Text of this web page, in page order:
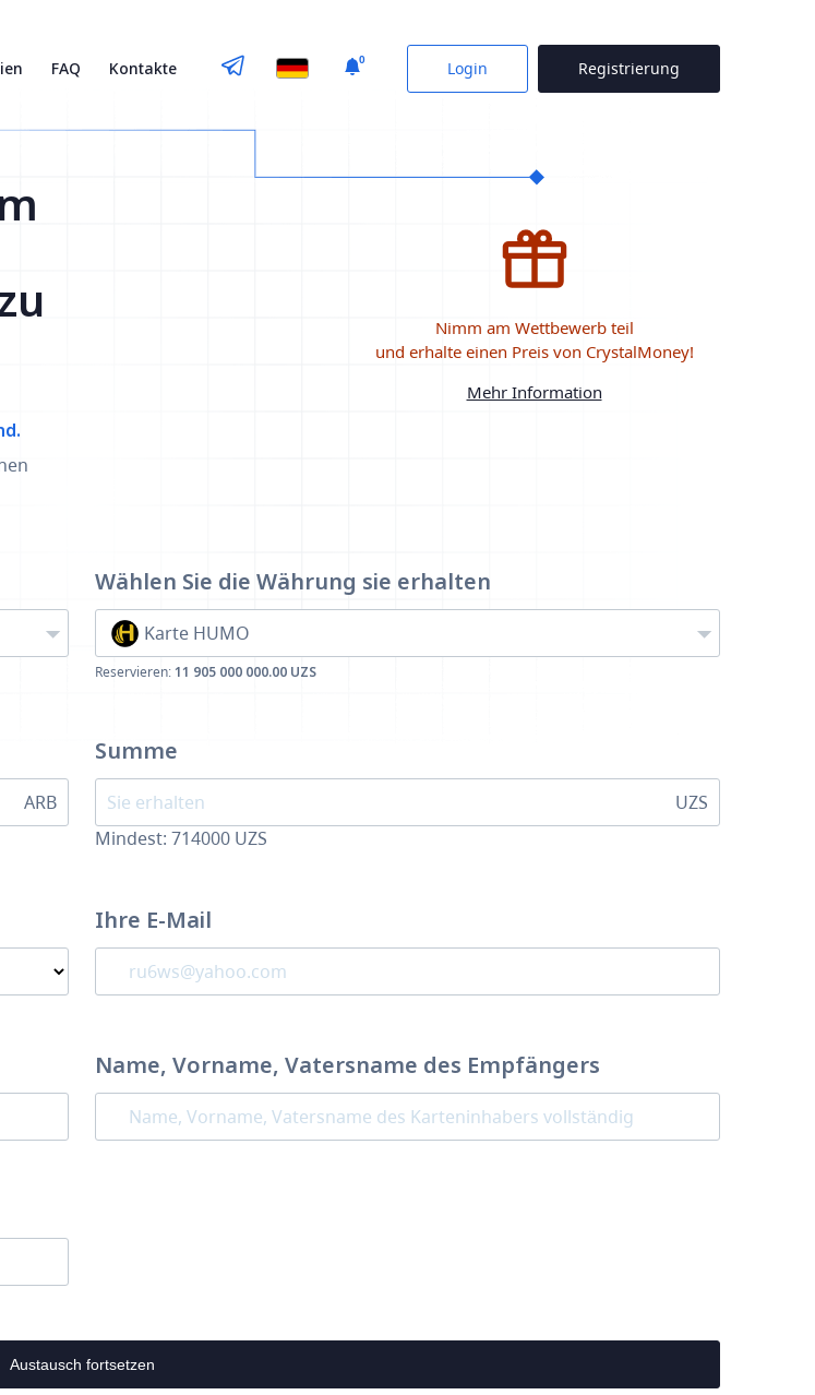
FAQ Kontakte 0 Login Registrierung
Nimm am Wettbewerb teil
und erhalte einen Preis von CrystalMoney!
Mehr Information
ARB
Wählen Sie die Währung sie erhalten
Karte HUMO
Reservieren: 11 905 000 000.00 UZS
Summe
UZS
Mindest: 714000 UZS
Ihre E-Mail
Name, Vorname, Vatersname des Empfängers
Austausch fortsetzen